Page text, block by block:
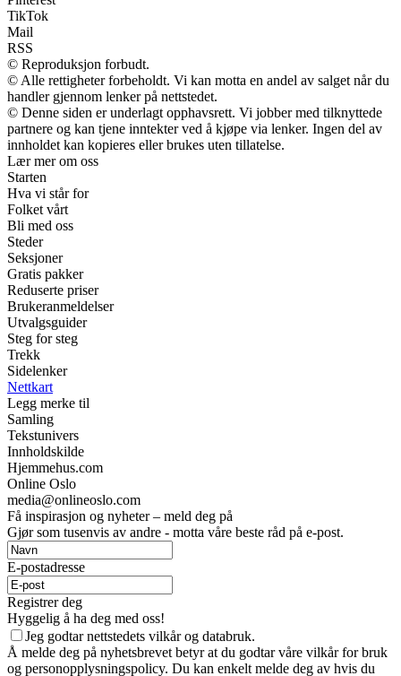
TikTok
Mail
RSS
© Reproduksjon forbudt.
© Alle rettigheter forbeholdt. Vi kan motta en andel av salget når du
handler gjennom lenker på nettstedet.
© Denne siden er underlagt opphavsrett. Vi jobber med tilknyttede
partnere og kan tjene inntekter ved å kjøpe via lenker. Ingen del av
innholdet kan kopieres eller brukes uten tillatelse.
Lær mer om oss
Starten
Hva vi står for
Folket vårt
Bli med oss
Steder
Seksjoner
Gratis pakker
Reduserte priser
Brukeranmeldelser
Utvalgsguider
Steg for steg
Trekk
Sidelenker
Nettkart
Legg merke til
Samling
Tekstunivers
Innholdskilde
Hjemmehus.com
Online Oslo
media@onlineoslo.com
Få inspirasjon og nyheter – meld deg på
Gjør som tusenvis av andre - motta våre beste råd på e-post.
E-postadresse
Registrer deg
Hyggelig å ha deg med oss!
Jeg godtar nettstedets vilkår og databruk.
Å melde deg på nyhetsbrevet betyr at du godtar våre vilkår for bruk
og personopplysningspolicy. Du kan enkelt melde deg av hvis du